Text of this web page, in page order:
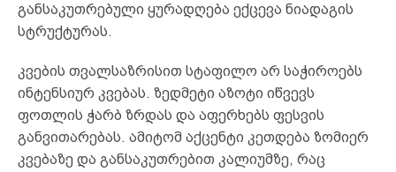
განსაკუთრებული ყურადღება ექცევა ნიადაგის
სტრუქტურას.
კვების თვალსაზრისით სტაფილო არ საჭიროებს
ინტენსიურ კვებას. ზედმეტი აზოტი იწვევს
ფოთლის ჭარბ ზრდას და აფერხებს ფესვის
განვითარებას. ამიტომ აქცენტი კეთდება ზომიერ
კვებაზე და განსაკუთრებით კალიუმზე, რაც